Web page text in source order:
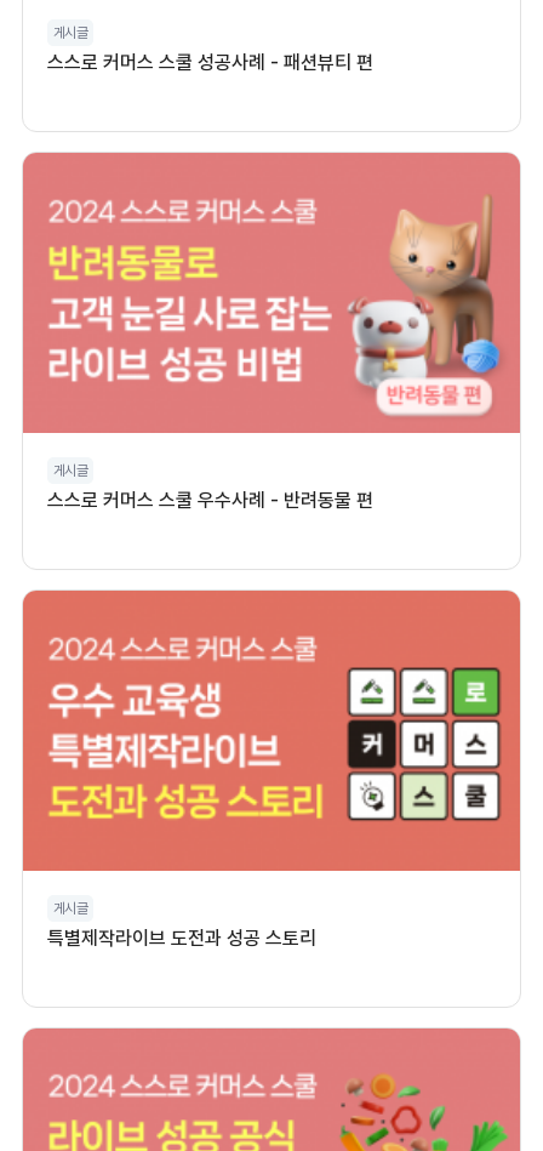
게시글
스스로 커머스 스쿨 성공사례 - 패션뷰티 편
게시글
스스로 커머스 스쿨 우수사례 - 반려동물 편
게시글
특별제작라이브 도전과 성공 스토리